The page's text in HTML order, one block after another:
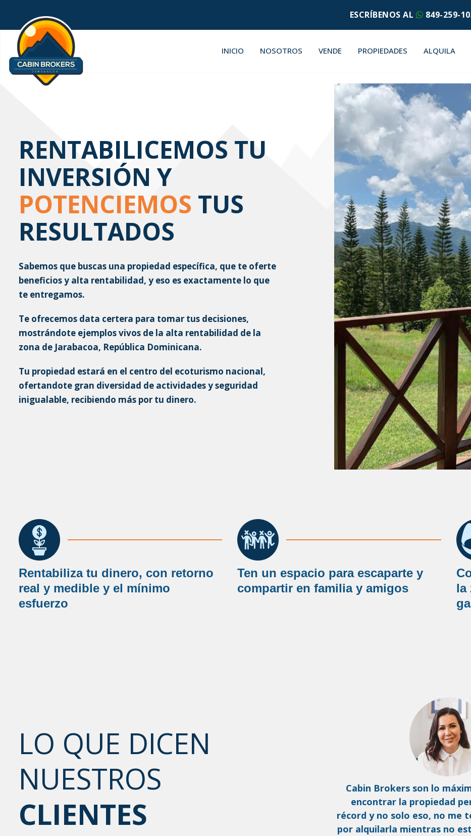
ESCRÍBENOS AL 849-259-
INICIO NOSOTROS VENDE PROPIEDADES ALQUILA
RENTABILICEMOS TU
INVERSIÓN Y
POTENCIEMOS TUS
RESULTADOS
Sabemos que buscas una propiedad específica, que te oferte
beneficios y alta rentabilidad, y eso es exactamente lo que
te entregamos.
Te ofrecemos data certera para tomar tus decisiones,
mostrándote ejemplos vivos de la alta rentabilidad de la
zona de Jarabacoa, República Dominicana.
Tu propiedad estará en el centro del ecoturismo nacional,
ofertandote gran diversidad de actividades y seguridad
inigualable, recibiendo más por tu dinero.
Rentabiliza tu dinero, con retorno
real y medible y el mínimo
esfuerzo
Ten un espacio para escaparte y
compartir en familia y amigos
la
LO QUE DICEN
NUESTROS
CLIENTES
Cabin Brokers son lo
encontrar la propiedad
récord y no solo eso, no me
por alquilarla mientras no